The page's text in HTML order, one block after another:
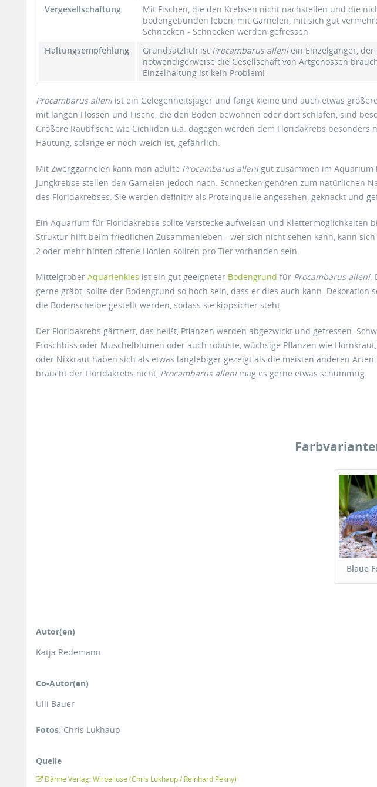
Vergesellschaftung
Mit Fischen, die den Krebsen nicht nachstellen und die
bodengebunden leben, mit Garnelen, mit sich gut
Schnecken - Schnecken werden gefressen
Haltungsempfehlung
Grundsätzlich ist Procambarus alleniein Einzelgänger, der
notwendigerweise die Gesellschaft von Artgenossen
Einzelhaltung ist kein Problem!
Procambarus alleniist ein Gelegenheitsjäger und fängt kleine und auch etwas
mit langen Flossen und Fische, die den Boden bewohnen oder dort schlafen, sind
Größere Raubfische wie Cichliden u.ä. dagegen werden dem Floridakrebs besonders
Häutung, solange er noch weich ist, gefährlich.
Mit Zwerggarnelen kann man adulte Procambarus allenigut zusammen im Aquarium
Jungkrebse stellen den Garnelen jedoch nach. Schnecken gehören zum natürlichen
des Floridakrebses. Sie werden definitiv als Proteinquelle angesehen, geknackt und
Ein Aquarium für Floridakrebse sollte Verstecke aufweisen und Klettermöglichkeiten
Struktur hilft beim friedlichen Zusammenleben - wer sich nicht sehen kann, kann
2 oder mehr hinten offene Höhlen sollten pro Tier vorhanden sein.
Mittelgrober Aquarienkies ist ein gut geeigneter Bodengrund für Procambarus alleni.
gerne gräbt, sollte der Bodengrund so hoch sein, dass er dies auch kann. Dekoration
die Bodenscheibe gestellt werden, sodass sie kippsicher steht.
Der Floridakrebs gärtnert, das heißt, Pflanzen werden abgezwickt und gefressen.
Froschbiss oder Muschelblumen oder auch robuste, wüchsige Pflanzen wie
oder Nixkraut haben sich als etwas langlebiger gezeigt als die meisten anderen
braucht der Floridakrebs nicht, Procambarus allenimag es gerne etwas schummrig.
Blaue
Autor(en)
Katja Redemann
Co-Autor(en)
Ulli Bauer
Fotos: Chris Lukhaup
Quelle
Dähne Verlag: Wirbellose (Chris Lukhaup / Reinhard Pekny)